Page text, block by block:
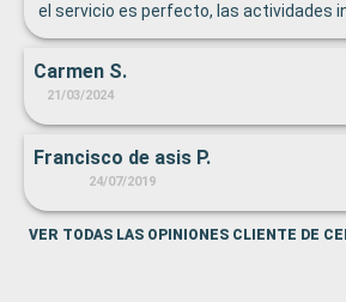
el servicio es perfecto, las actividades
Carmen S.
21/03/2024
Francisco de asis P.
24/07/2019
VER TODAS LAS OPINIONES CLIENTE DE